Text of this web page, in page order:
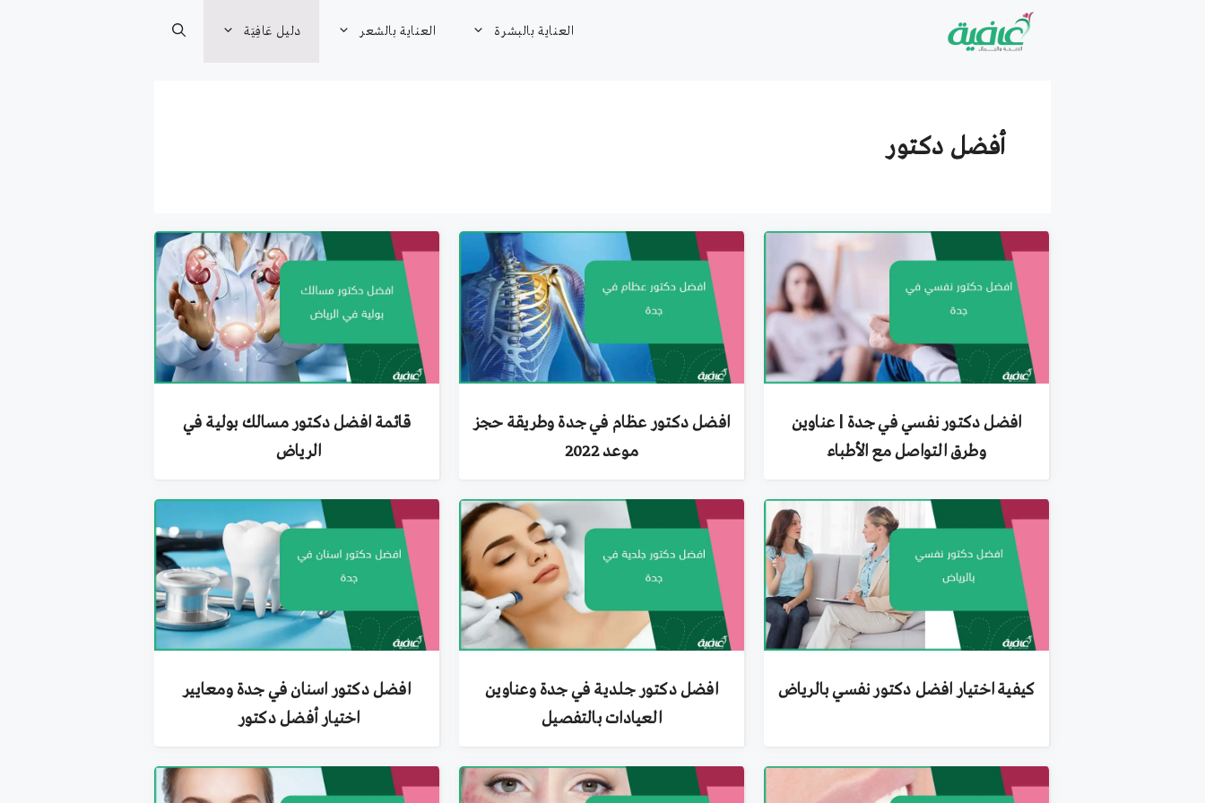
العناية بالبشرة العناية بالشعر دليل عَافِيَة
أفضل دكتور
افضل دكتور نفسي في جدة | عناوين
وطرق التواصل مع الأطباء
افضل دكتور عظام في جدة وطريقة حجز
موعد 2022
قائمة افضل دكتور مسالك بولية في
الرياض
كيفية اختيار افضل دكتور نفسي بالرياض
افضل دكتور جلدية في جدة وعناوين
العيادات بالتفصيل
افضل دكتور اسنان في جدة ومعايير
اختيار أفضل دكتور